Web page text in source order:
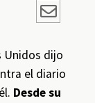
Unidos dijo
el diario
Desde su